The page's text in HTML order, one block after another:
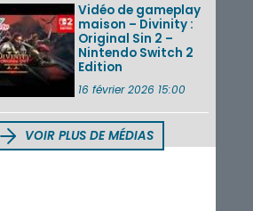
Vidéo de gameplay
maison – Divinity :
Original Sin 2 –
Nintendo Switch 2
Edition
16 février 2026 15:00
VOIR PLUS DE MÉDIAS